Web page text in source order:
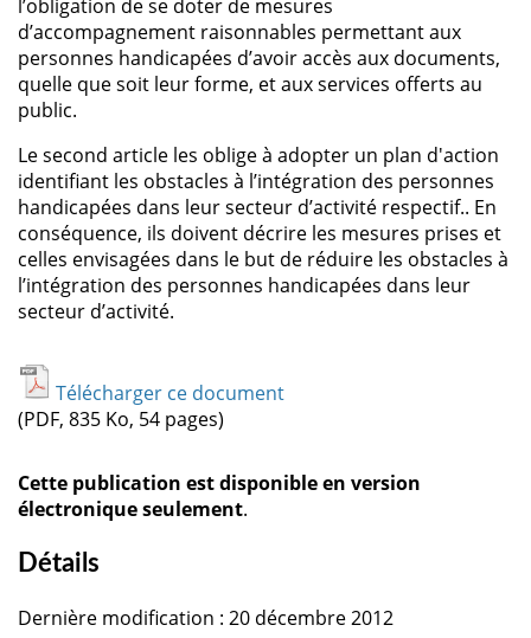
l’obligation de se doter de mesures
d’accompagnement raisonnables permettant aux
personnes handicapées d’avoir accès aux documents,
quelle que soit leur forme, et aux services offerts au
public.
Le second article les oblige à adopter un plan d'action
identifiant les obstacles à l’intégration des personnes
handicapées dans leur secteur d’activité respectif.. En
conséquence, ils doivent décrire les mesures prises et
celles envisagées dans le but de réduire les obstacles à
l’intégration des personnes handicapées dans leur
secteur d’activité.
Télécharger ce document
(PDF, 835 Ko, 54 pages)
Cette publication est disponible en version
électronique seulement.
Détails
Dernière modification : 20 décembre 2012